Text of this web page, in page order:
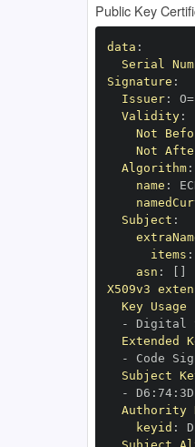
Public Key
data :
Serial
Signature :
Issuer:
Validity:
Not
Not
Algorithm:
name :
Subject :
items :
asn :
X509v3
Key
-
Extended
-
Subject
-
D6 : 74: 3D
Authority
keyid :